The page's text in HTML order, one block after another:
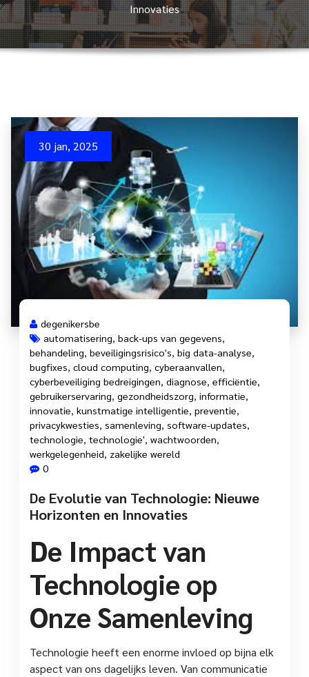
Innovaties
30 jan, 2025
degenikersbe
automatisering, back-ups van gegevens,
behandeling, beveiligingsrisico's, big data-analyse,
bugfixes, cloud computing, cyberaanvallen,
cyberbeveiliging bedreigingen, diagnose, efficiëntie,
gebruikerservaring, gezondheidszorg, informatie,
innovatie, kunstmatige intelligentie, preventie,
privacykwesties, samenleving, software-updates,
technologie, technologie', wachtwoorden,
werkgelegenheid, zakelijke wereld
0
De Evolutie van Technologie: Nieuwe
Horizonten en Innovaties
De Impact van
Technologie op
Onze Samenleving
Technologie heeft een enorme invloed op bijna elk
aspect van ons dagelijks leven. Van communicatie